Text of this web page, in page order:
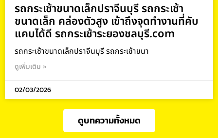
รถกระเช้าขนาดเล็กปราจีนบุรี รถกระเช้า
ขนาดเล็ก คล่องตัวสูง เข้าถึงจุดทำงานที่คับ
แคบได้ดี รถกระเช้าระยองชลบุรี.com
รถกระเช้าขนาดเล็กปราจีนบุรี รถกระเช้าขนา
ดูเพิ่มเติม »
02/03/2026
ดูบทความทั้งหมด